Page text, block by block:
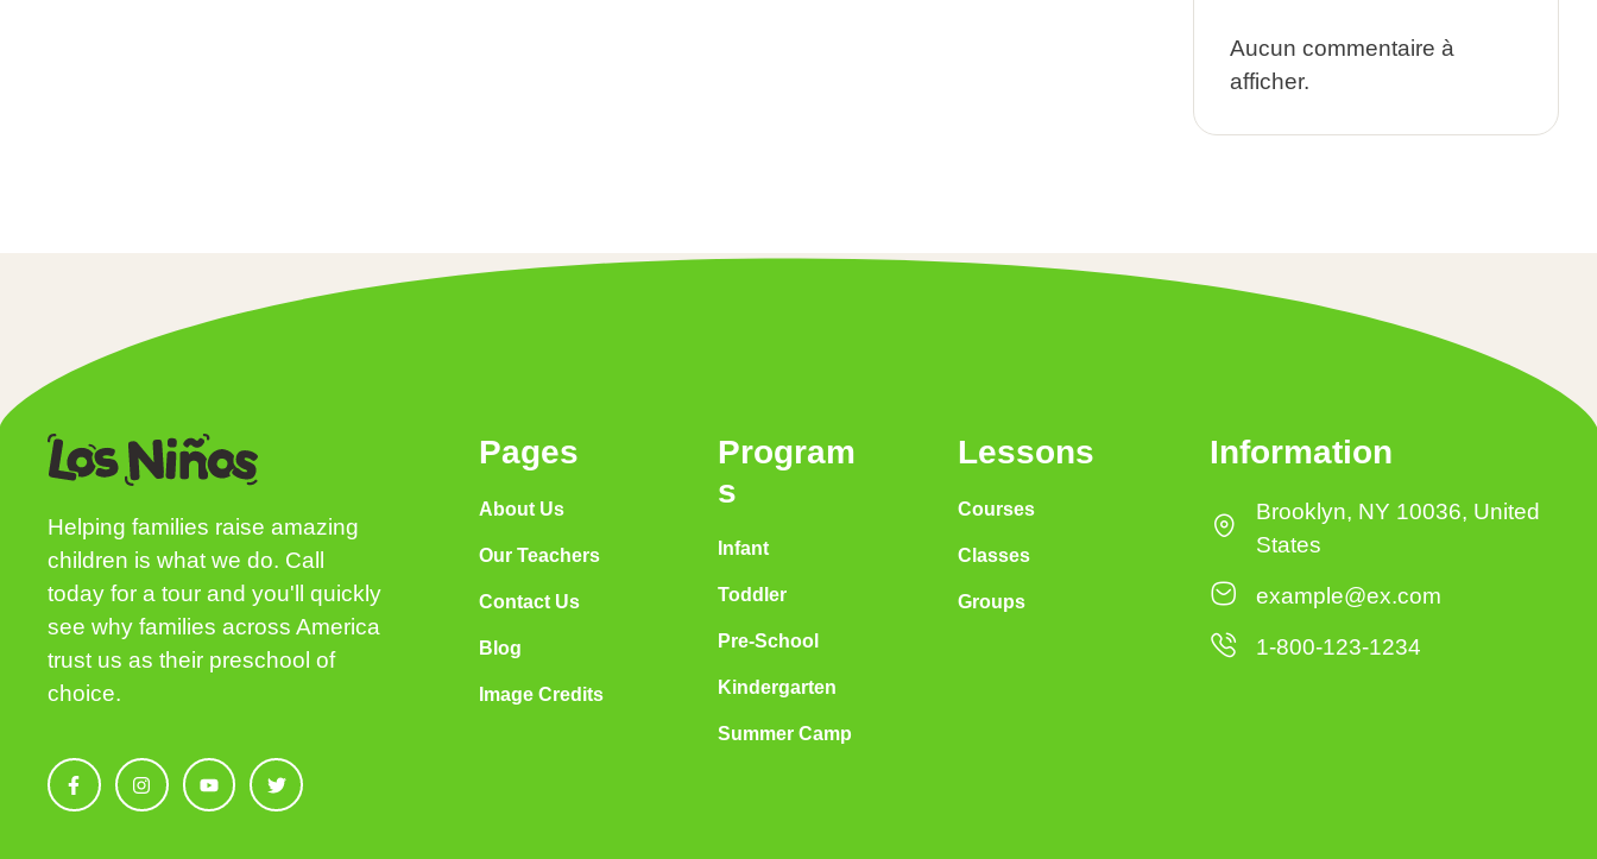
Aucun commentaire à
afficher.
Helping families raise amazing
children is what we do. Call
today for a tour and you'll quickly
see why families across America
trust us as their preschool of
choice.
Pages
About Us
Our Teachers
Contact Us
Blog
Image Credits
Program
s
Infant
Toddler
Pre-School
Kindergarten
Summer Camp
Lessons
Courses
Classes
Groups
Information
Brooklyn, NY 10036, United
States
example@ex.com
1-800-123-1234